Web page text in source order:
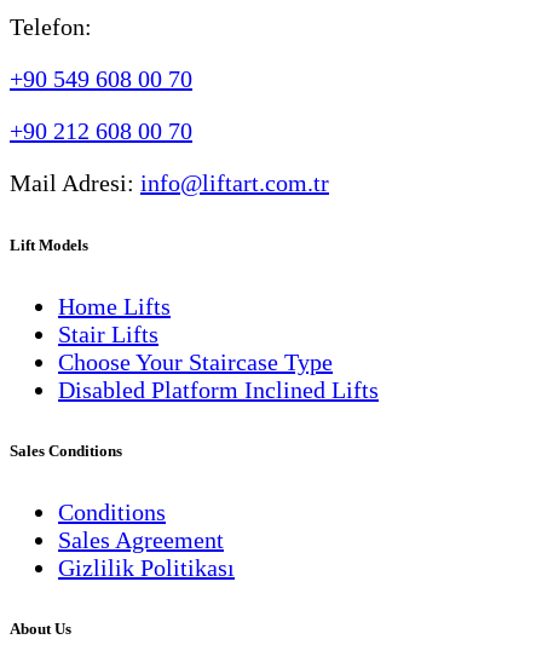
Telefon:
+90 549 608 00 70
+90 212 608 00 70
Mail Adresi: info@liftart.com.tr
Lift Models
Home Lifts
Stair Lifts
Choose Your Staircase Type
Disabled Platform Inclined Lifts
Sales Conditions
Conditions
Sales Agreement
Gizlilik Politikası
About Us